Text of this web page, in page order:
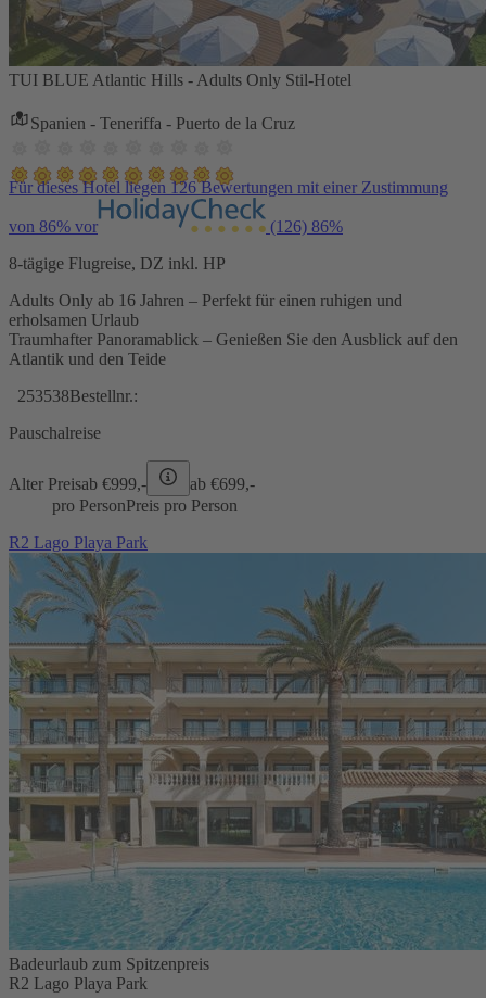
TUI BLUE Atlantic Hills - Adults Only Stil-Hotel
Spanien - Teneriffa - Puerto de la Cruz
Für dieses Hotel liegen 126 Bewertungen mit einer Zustimmung
von 86% vor (126) 86%
8-tägige Flugreise, DZ inkl. HP
Adults Only ab 16 Jahren – Perfekt für einen ruhigen und
erholsamen Urlaub
Traumhafter Panoramablick – Genießen Sie den Ausblick auf den
Atlantik und den Teide
253538Bestellnr.:
Pauschalreise
Alter Preisab €999,- ab €699,-
pro PersonPreis pro Person
R2 Lago Playa Park
Badeurlaub zum Spitzenpreis
R2 Lago Playa Park